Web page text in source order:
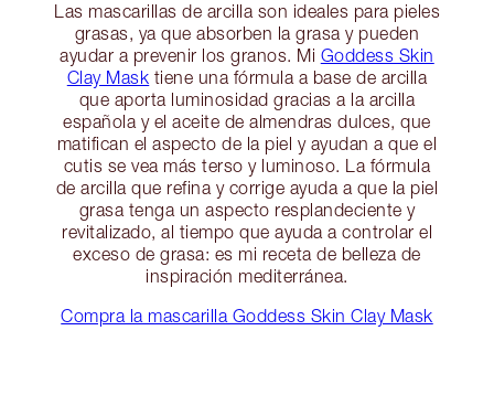
Las mascarillas de arcilla son ideales para pieles
grasas, ya que absorben la grasa y pueden
ayudar a prevenir los granos. Mi Goddess Skin
Clay Mask tiene una fórmula a base de arcilla
que aporta luminosidad gracias a la arcilla
española y el aceite de almendras dulces, que
matifican el aspecto de la piel y ayudan a que el
cutis se vea más terso y luminoso. La fórmula
de arcilla que refina y corrige ayuda a que la piel
grasa tenga un aspecto resplandeciente y
revitalizado, al tiempo que ayuda a controlar el
exceso de grasa: es mi receta de belleza de
inspiración mediterránea.
Compra la mascarilla Goddess Skin Clay Mask